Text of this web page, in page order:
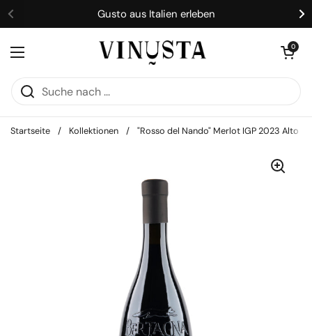
Zum Inhalt springen
Zurück
Gusto aus Italien erleben
Menü öffnen
Warenkorb
0
Startseite / Kollektionen / "Rosso del Nando" Merlot IGP 2023 Alto